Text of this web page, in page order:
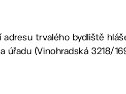
trvalého bydliště
úřadu (Vinohradská 3218/